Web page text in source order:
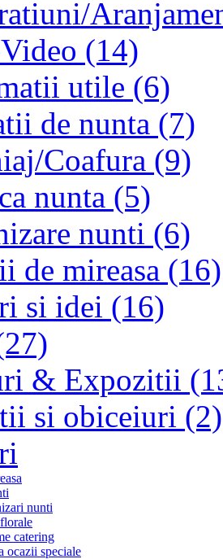
(14)
utile (6)
de nunta (7)
Coafura (9)
nunta (5)
nunti (6)
de mireasa (16)
si idei (16)
& Expozitii
si obiceiuri (2)
nunti
catering
ocazii speciale